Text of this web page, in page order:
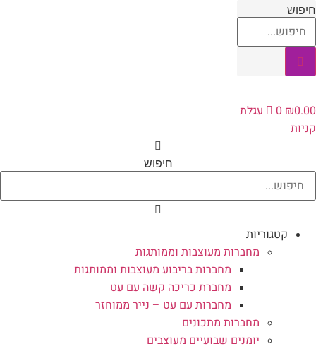
₪
0
עגלת
חיפוש
קטגוריות
מחברות מעוצבות וממותגות
מחברות בריבוע מעוצבות וממותגות
מחברת כריכה קשה עם עט
מחברות עם עט – נייר ממוחזר
מחברות מתכונים
יומנים שבועיים מעוצבים